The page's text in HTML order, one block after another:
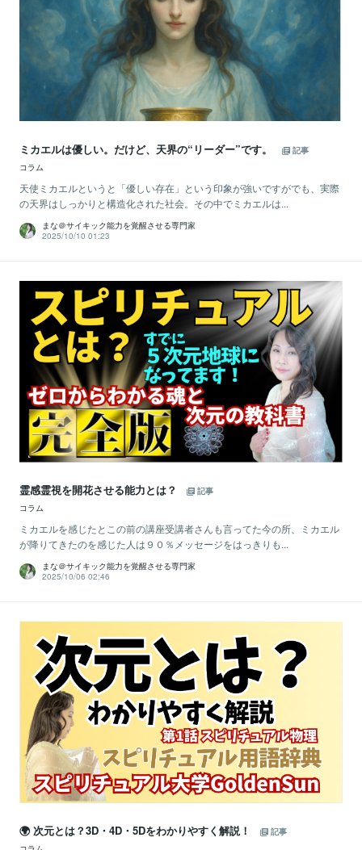
ミカエルは優しい。だけど、天界の“リーダー”です。
記事
コラム
天使ミカエルというと「優しい存在」という印象が強いですがでも、実際
の天界はしっかりと構造化された社会。その中でミカエルは...
まな＠サイキック能力を覚醒させる専門家
2025/10/10 01:23
霊感霊視を開花させる能力とは？
記事
コラム
ミカエルを感じたとこの前の講座受講者さんも言ってた今の所、ミカエル
が降りてきたのを感じた人は９０％メッセージをはっきりも...
まな＠サイキック能力を覚醒させる専門家
2025/10/06 02:46
🌍 次元とは？3D・4D・5Dをわかりやすく解説！
記事